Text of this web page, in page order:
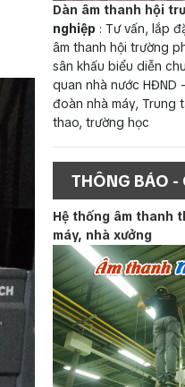
Dàn âm thanh hội
nghiệp : Tư vấn, lắp
âm thanh hội trường
sân khấu biểu diễn
quan nhà nước HĐND
đoàn nhà máy, Trung
thao, trường học
THÔNG BÁO -
Hệ thống âm thanh
máy, nhà xưởng